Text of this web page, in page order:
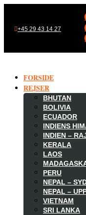
+45 29 43 14 27
FORSIDE
REJSER
BHUTAN
BOLIVIA
ECUADOR
INDIENS
INDIEN –
KERALA
LAOS
PERU
NEPAL –
NEPAL –
VIETNAM
SRI LANKA